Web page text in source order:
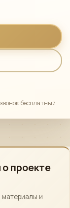
бесплатный
проекте
материалы и